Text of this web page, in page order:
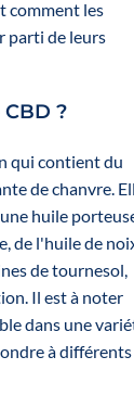
comment les
parti de leurs
?
qui contient du
de chanvre.
huile
de l'huile de
de tournesol,
Il est à noter
dans une
à différents